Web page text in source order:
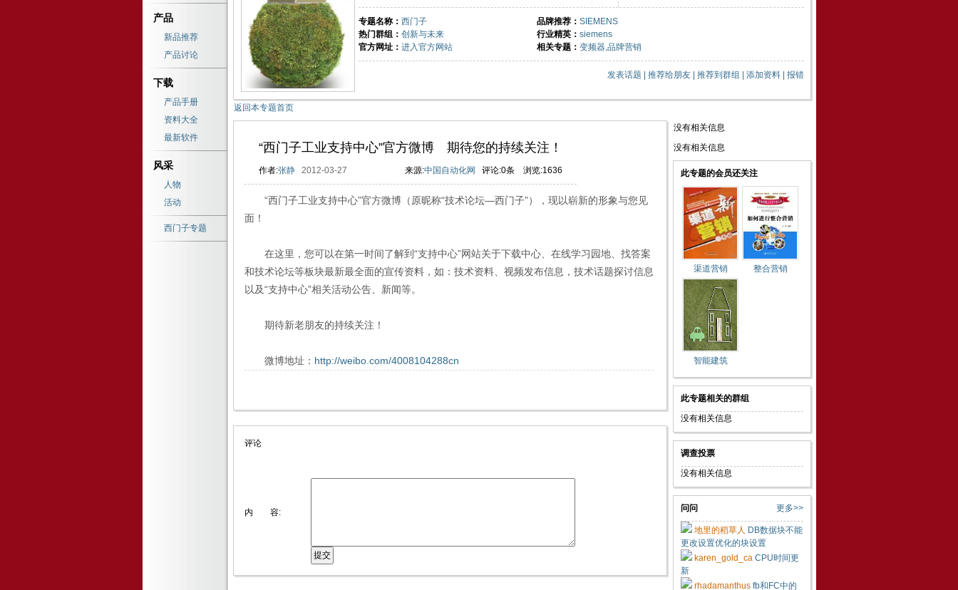
产品
新品推荐
产品讨论
下载
产品手册
资料大全
最新软件
风采
人物
活动
西门子专题
专题名称： 西门子
热门群组： 创新与未来
官方网址： 进入官方网站
品牌推荐： SIEMENS
行业精英： siemens
相关专题： 变频器,品牌营销
发表话题 推荐给朋友| 推荐到群组 添加资料| 报错
返回本专题首页
“西门子工业支持中心”官方微博 期待您的持续关注！
作者:张静 2012-03-27 来源:中国自动化网 评论:0条 浏览:1636
“西门子工业支持中心”官方微博（原昵称“技术论坛—西门子”），现以崭新的形象与您见
面！
在这里，您可以在第一时间了解到“支持中心”网站关于下载中心、在线学习园地、找答案
和技术论坛等板块最新最全面的宣传资料，如：技术资料、视频发布信息，技术话题探讨信息
以及“支持中心”相关活动公告、新闻等。
期待新老朋友的持续关注！
微博地址： http://weibo.com/4008104288cn
评论
内 容:
没有相关信息
没有相关信息
此专题的会员还关注
渠道营销 整合营销
智能建筑
此专题相关的群组
没有相关信息
调查投票
没有相关信息
更多>>
问问
地里的稻草人 DB数据块不能
更改设置优化的块设置
karen_gold_ca CPU时间更
新
rhadamanthus fb和FC中的